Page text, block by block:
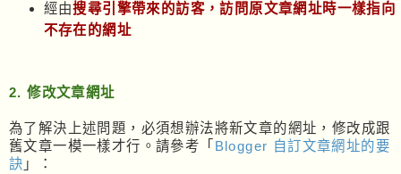
經由搜尋引擎帶來的訪客，訪問原文章網址時一樣指向
不存在的網址
2. 修改文章網址
為了解決上述問題，必須想辦法將新文章的網址，修改成跟
舊文章一模一樣才行。請參考「 Blogger 自訂文章網址的要
訣 」：